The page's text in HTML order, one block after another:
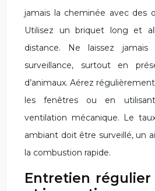
jamais la cheminée avec des
Utilisez un briquet long et
distance. Ne laissez
surveillance, surtout en
d’animaux. Aérez
les fenêtres ou en
ventilation mécanique. Le
ambiant doit être surveillé, un
la combustion rapide.
Entretien